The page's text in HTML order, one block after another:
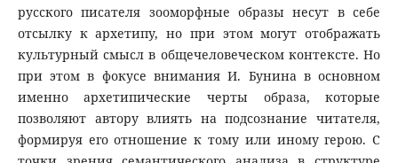
русского писателя зооморфные образы несут в себе
отсылку к архетипу, но при этом могут отображать
культурный смысл в общечеловеческом контексте. Но
при этом в фокусе внимания И. Бунина в основном
именно архетипические черты образа, которые
позволяют автору влиять на подсознание читателя,
формируя его отношение к тому или иному герою. С